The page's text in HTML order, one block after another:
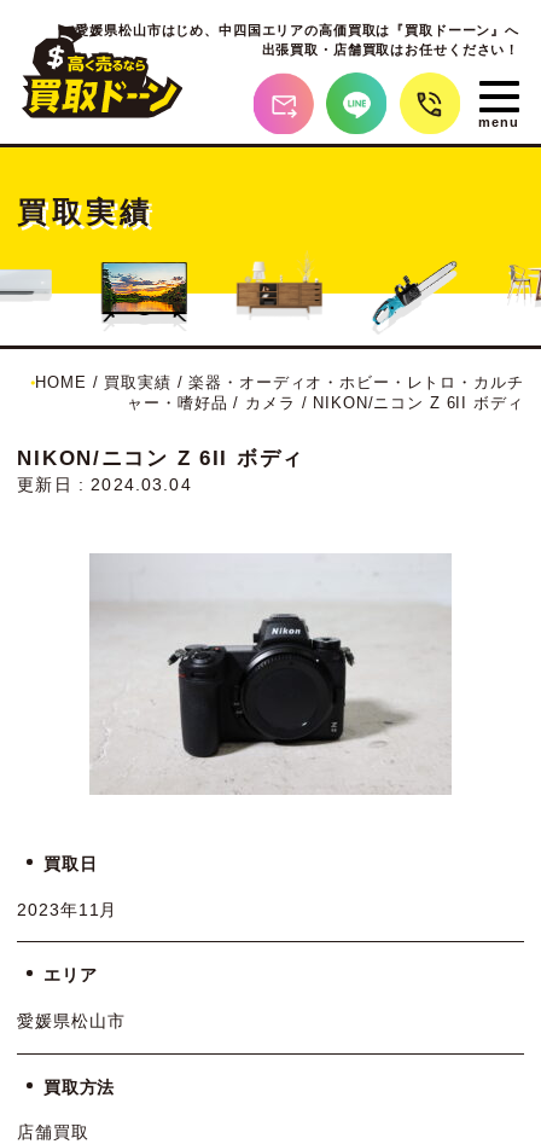
愛媛県松山市はじめ、中四国エリアの高価買取は『買取ドーーン』へ
出張買取・店舗買取はお任せください！
買取実績
HOME / 買取実績 /楽器・オーディオ・ホビー・レトロ・カルチ
ャー・嗜好品 / カメラ / NIKON/ニコン Z 6II ボディ
NIKON/ニコン Z 6II ボディ
更新日 : 2024.03.04
買取日
2023年11月
エリア
愛媛県松山市
買取方法
店舗買取